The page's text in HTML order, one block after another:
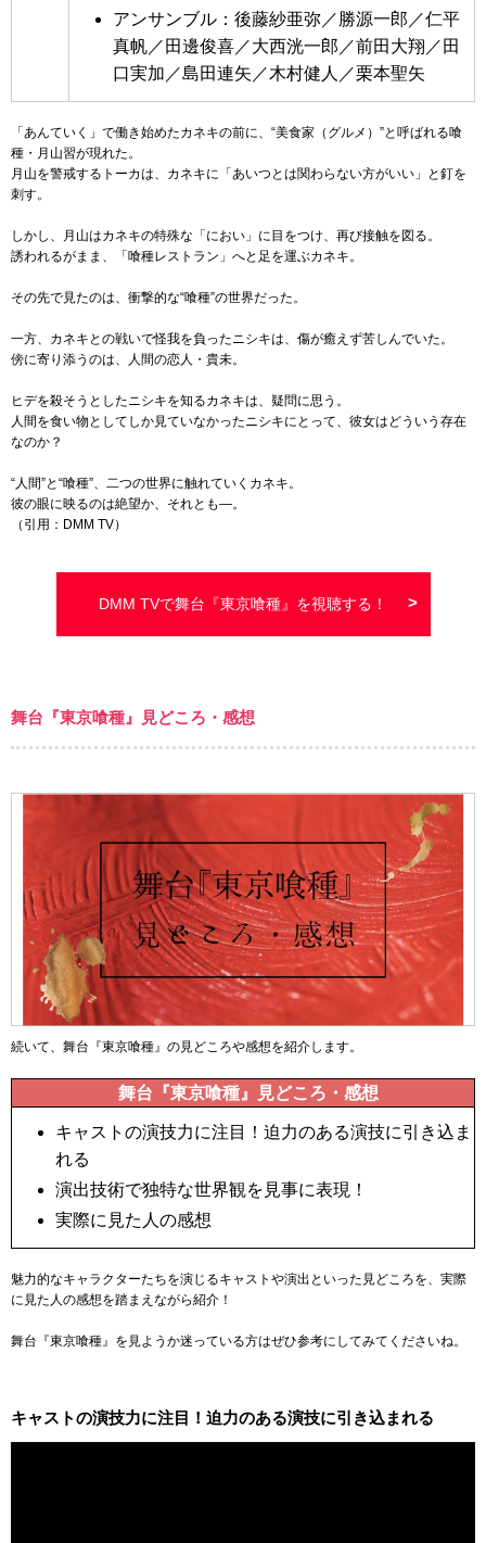
アンサンブル：後藤紗亜弥／勝源一郎／仁平
真帆／田邊俊喜／大西洸一郎／前田大翔／田
口実加／島田連矢／木村健人／栗本聖矢
「あんていく」で働き始めたカネキの前に、“美食家（グルメ）”と呼ばれる喰
種・月山習が現れた。
月山を警戒するトーカは、カネキに「あいつとは関わらない方がいい」と釘を
刺す。
しかし、月山はカネキの特殊な「におい」に目をつけ、再び接触を図る。
誘われるがまま、「喰種レストラン」へと足を運ぶカネキ。
その先で見たのは、衝撃的な“喰種”の世界だった。
一方、カネキとの戦いで怪我を負ったニシキは、傷が癒えず苦しんでいた。
傍に寄り添うのは、人間の恋人・貴未。
ヒデを殺そうとしたニシキを知るカネキは、疑問に思う。
人間を食い物としてしか見ていなかったニシキにとって、彼女はどういう存在
なのか？
“人間”と“喰種”、二つの世界に触れていくカネキ。
彼の眼に映るのは絶望か、それとも―。
（引用：DMM TV）
DMM TVで舞台『東京喰種』を視聴する！
舞台『東京喰種』見どころ・感想
続いて、舞台『東京喰種』の見どころや感想を紹介します。
舞台『東京喰種』見どころ・感想
キャストの演技力に注目！迫力のある演技に引き込ま
れる
演出技術で独特な世界観を見事に表現！
実際に見た人の感想
魅力的なキャラクターたちを演じるキャストや演出といった見どころを、実際
に見た人の感想を踏まえながら紹介！
舞台『東京喰種』を見ようか迷っている方はぜひ参考にしてみてくださいね。
キャストの演技力に注目！迫力のある演技に引き込まれる